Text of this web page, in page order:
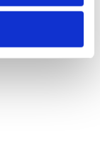
hod...